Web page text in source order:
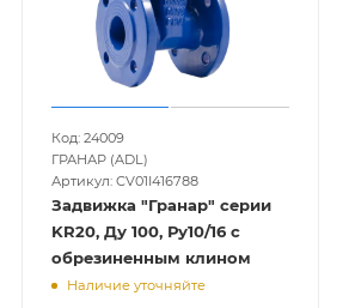
Код: 24009
ГРАНАР (ADL)
Артикул: CV01I416788
Задвижка "Гранар" серии
KR20, Ду 100, Ру10/16 с
обрезиненным клином
Наличие уточняйте